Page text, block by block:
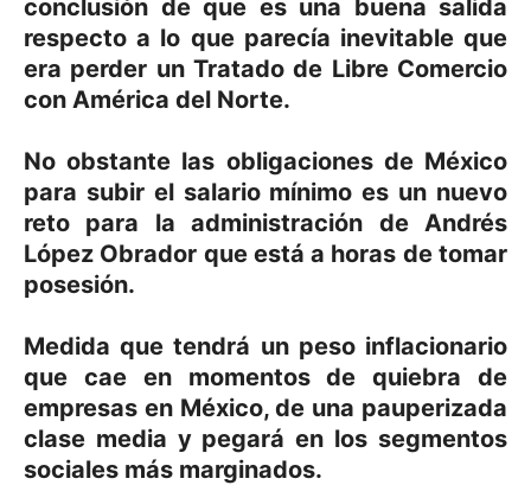
conclusión de que es una buena salida
respecto a lo que parecía inevitable que
era perder un Tratado de Libre Comercio
con América del Norte.
No obstante las obligaciones de México
para subir el salario mínimo es un nuevo
reto para la administración de Andrés
López Obrador que está a horas de tomar
posesión.
Medida que tendrá un peso inflacionario
que cae en momentos de quiebra de
empresas en México, de una pauperizada
clase media y pegará en los segmentos
sociales más marginados.